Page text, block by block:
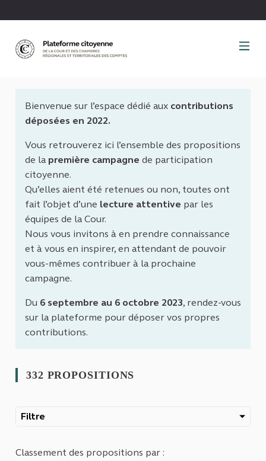
Bienvenue sur l’espace dédié aux contributions
déposées en 2022.
Vous retrouverez ici l’ensemble des propositions
de la première campagne de participation
citoyenne.
Qu’elles aient été retenues ou non, toutes ont
fait l’objet d’une lecture attentive par les
équipes de la Cour.
Nous vous invitons à en prendre connaissance
et à vous en inspirer, en attendant de pouvoir
vous-mêmes contribuer à la prochaine
campagne.
Du 6 septembre au 6 octobre 2023, rendez-vous
sur la plateforme pour déposer vos propres
contributions.
332 PROPOSITIONS
Filtre
Classement des propositions par :